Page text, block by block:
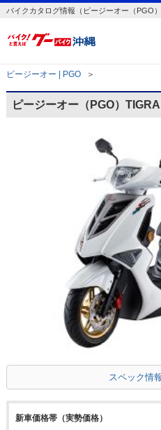
バイクカタログ情報（ピージーオー（PGO）
ピージーオー | PGO ＞
ピージーオー（PGO）
スペック情
新車価格帯（実勢価格）